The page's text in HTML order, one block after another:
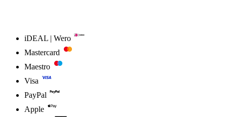
iDEAL | Wero
Mastercard
Maestro
Visa
PayPal
Apple